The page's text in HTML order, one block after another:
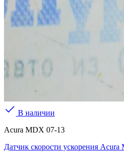
В наличии
Acura MDX 07-13
Датчик скорости ускорения